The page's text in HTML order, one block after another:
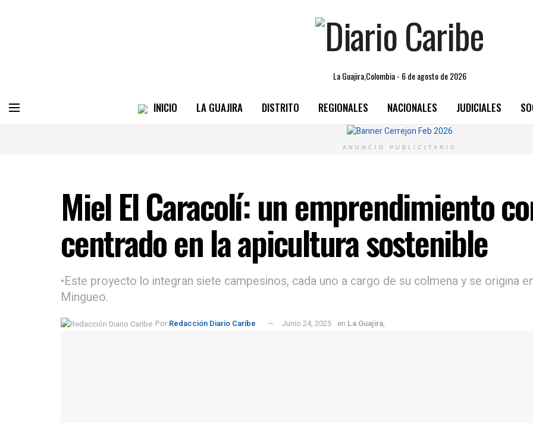
La Guajira,Colombia - 6 de agosto de 2026
INICIO LA GUAJIRA DISTRITO REGIONALES NACIONALES JUDICIALES
ANUNCIO PUBLICITARIO
Miel El Caracolí: un emprendimiento
centrado en la apicultura sostenible
•Este proyecto lo integran siete campesinos, cada uno a cargo de su colmena y se origina
Mingueo.
Por:Redacción Diario Caribe Junio 24, 2025 en La Guajira,